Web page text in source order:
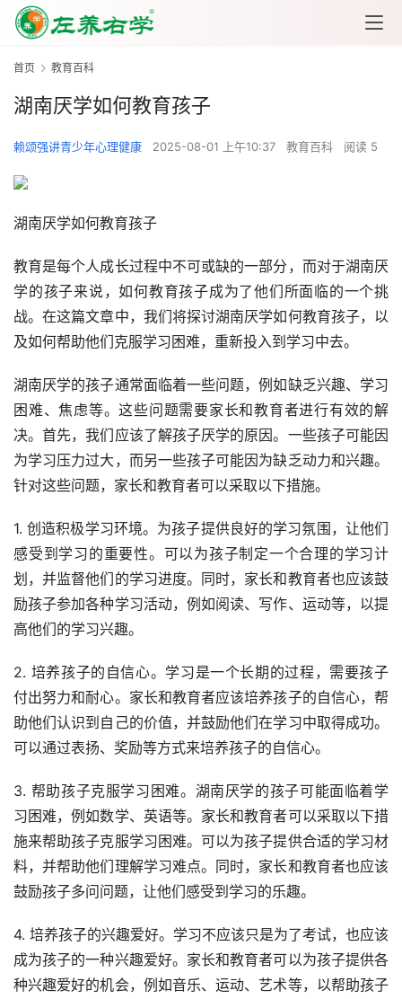
首页 教育百科
湖南厌学如何教育孩子
赖颂强讲青少年心理健康 2025-08-01 上午10:37 教育百科 阅读 5
湖南厌学如何教育孩子
教育是每个人成长过程中不可或缺的一部分，而对于湖南厌
学的孩子来说，如何教育孩子成为了他们所面临的一个挑
战。在这篇文章中，我们将探讨湖南厌学如何教育孩子，以
及如何帮助他们克服学习困难，重新投入到学习中去。
湖南厌学的孩子通常面临着一些问题，例如缺乏兴趣、学习
困难、焦虑等。这些问题需要家长和教育者进行有效的解
决。首先，我们应该了解孩子厌学的原因。一些孩子可能因
为学习压力过大，而另一些孩子可能因为缺乏动力和兴趣。
针对这些问题，家长和教育者可以采取以下措施。
1. 创造积极学习环境。为孩子提供良好的学习氛围，让他们
感受到学习的重要性。可以为孩子制定一个合理的学习计
划，并监督他们的学习进度。同时，家长和教育者也应该鼓
励孩子参加各种学习活动，例如阅读、写作、运动等，以提
高他们的学习兴趣。
2. 培养孩子的自信心。学习是一个长期的过程，需要孩子
付出努力和耐心。家长和教育者应该培养孩子的自信心，帮
助他们认识到自己的价值，并鼓励他们在学习中取得成功。
可以通过表扬、奖励等方式来培养孩子的自信心。
3. 帮助孩子克服学习困难。湖南厌学的孩子可能面临着学
习困难，例如数学、英语等。家长和教育者可以采取以下措
施来帮助孩子克服学习困难。可以为孩子提供合适的学习材
料，并帮助他们理解学习难点。同时，家长和教育者也应该
鼓励孩子多问问题，让他们感受到学习的乐趣。
4. 培养孩子的兴趣爱好。学习不应该只是为了考试，也应该
成为孩子的一种兴趣爱好。家长和教育者可以为孩子提供各
种兴趣爱好的机会，例如音乐、运动、艺术等，以帮助孩子